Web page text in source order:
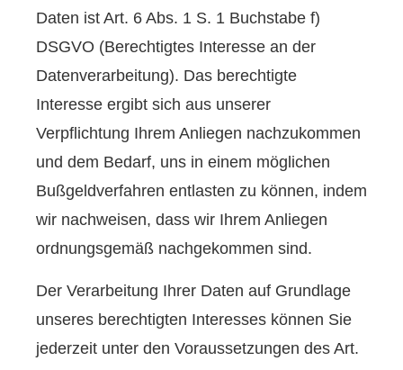
Daten ist Art. 6 Abs. 1 S. 1 Buchstabe f)
DSGVO (Berechtigtes Interesse an der
Datenverarbeitung). Das berechtigte
Interesse ergibt sich aus unserer
Verpflichtung Ihrem Anliegen nachzukommen
und dem Bedarf, uns in einem möglichen
Bußgeldverfahren entlasten zu können, indem
wir nachweisen, dass wir Ihrem Anliegen
ordnungsgemäß nachgekommen sind.
Der Verarbeitung Ihrer Daten auf Grundlage
unseres berechtigten Interesses können Sie
jederzeit unter den Voraussetzungen des Art.